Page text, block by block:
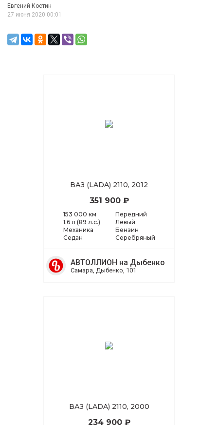
Евгений Костин
27 июня 2020 00:01
ВАЗ (LADA) 2110, 2012
351 900 ₽
153 000 км
1.6 л (89 л.с.)
Механика
Седан
Передний
Левый
Бензин
Серебряный
АВТОЛЛИОН на Дыбенко
Самара, Дыбенко, 101
ВАЗ (LADA) 2110, 2000
234 900 ₽